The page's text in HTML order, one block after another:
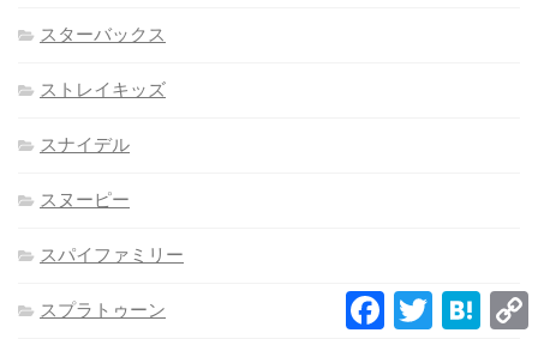
スターバックス
ストレイキッズ
スナイデル
スヌーピー
スパイファミリー
スプラトゥーン FacebookTwitter Hatena